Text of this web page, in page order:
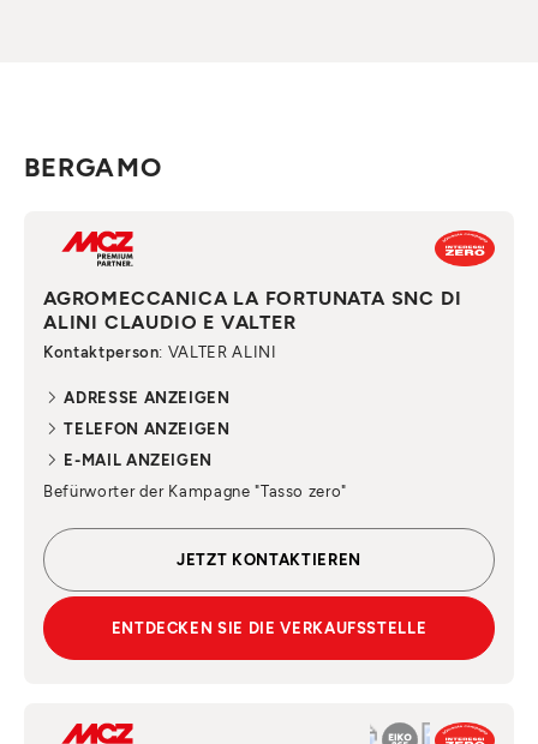
BERGAMO
AGROMECCANICA LA FORTUNATA SNC DI
ALINI CLAUDIO E VALTER
Kontaktperson: VALTER ALINI
ADRESSE ANZEIGEN
TELEFON ANZEIGEN
E-MAIL ANZEIGEN
Befürworter der Kampagne "Tasso zero"
JETZT KONTAKTIEREN
ENTDECKEN SIE DIE VERKAUFSSTELLE